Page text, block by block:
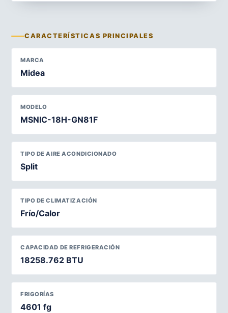
CARACTERÍSTICAS PRINCIPALES
MARCA
Midea
MODELO
MSNIC-18H-GN81F
TIPO DE AIRE ACONDICIONADO
Split
TIPO DE CLIMATIZACIÓN
Frío/Calor
CAPACIDAD DE REFRIGERACIÓN
18258.762 BTU
FRIGORÍAS
4601 fg